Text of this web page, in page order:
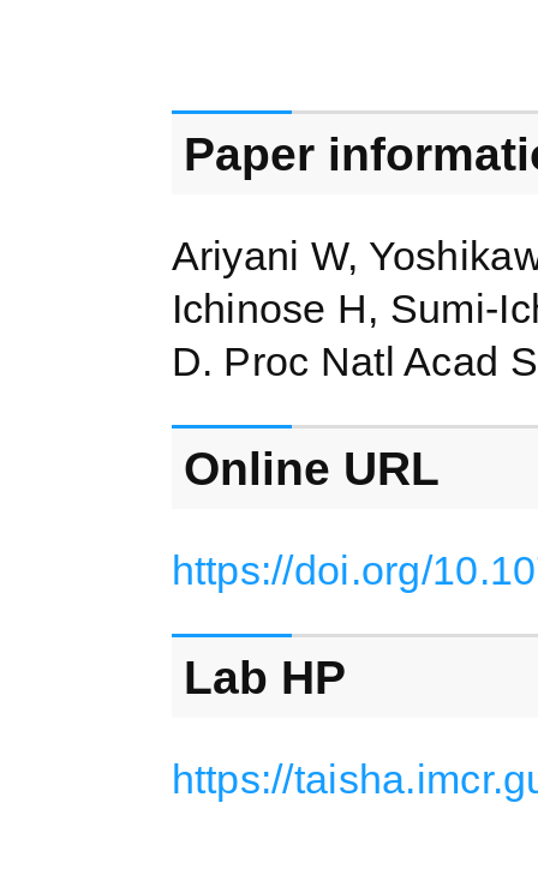
Paper
Ariyani W,
Ichinose H, Sumi-
D. Proc Natl Acad
Online URL
https://doi.org/
Lab HP
https://